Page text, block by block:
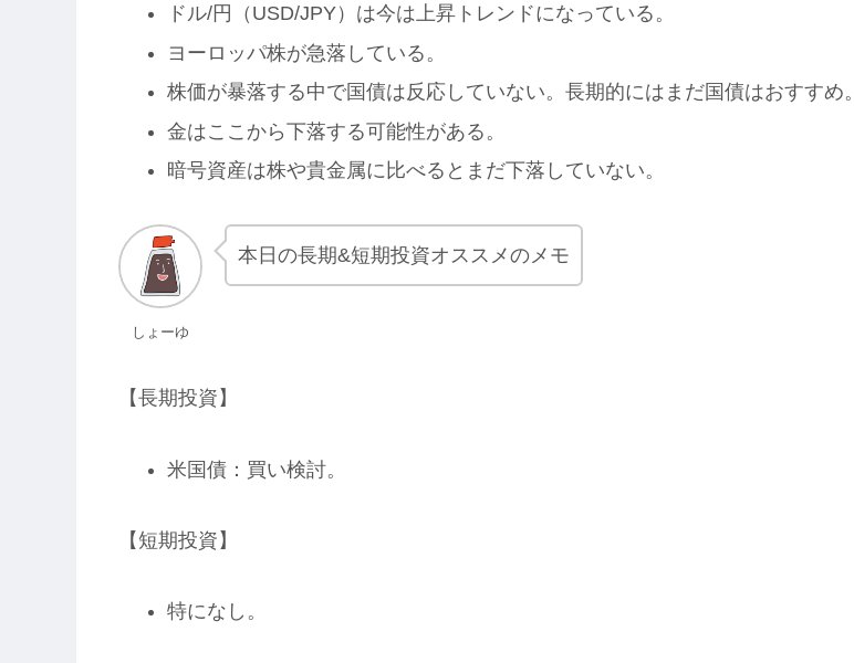
ドル/円（USD/JPY）は今は上昇トレンドになっている。
ヨーロッパ株が急落している。
株価が暴落する中で国債は反応していない。長期的にはまだ国債はおすすめ。
金はここから下落する可能性がある。
暗号資産は株や貴金属に比べるとまだ下落していない。
しょーゆ
本日の長期&短期投資オススメのメモ
【長期投資】
米国債：買い検討。
【短期投資】
特になし。